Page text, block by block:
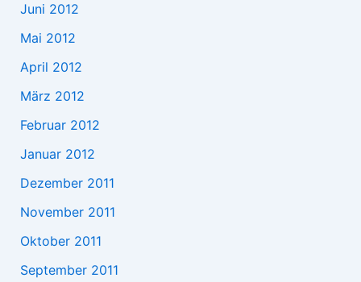
Juni 2012
Mai 2012
April 2012
März 2012
Februar 2012
Januar 2012
Dezember 2011
November 2011
Oktober 2011
September 2011